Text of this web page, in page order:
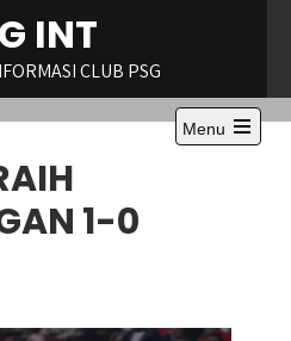
INT
CLUB PSG
Menu
Open
1-0